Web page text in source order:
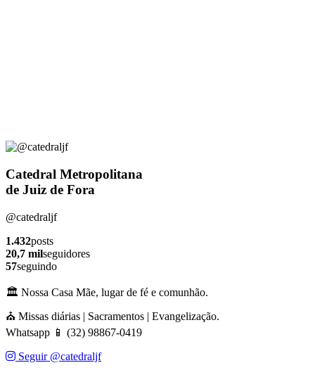
Catedral Metropolitana
de Juiz de Fora
@catedraljf
1.432posts
20,7 milseguidores
57seguindo
🏛️ Nossa Casa Mãe, lugar de fé e comunhão.
⛪ Missas diárias | Sacramentos | Evangelização.
Whatsapp 📱 (32) 98867-0419
Seguir @catedraljf